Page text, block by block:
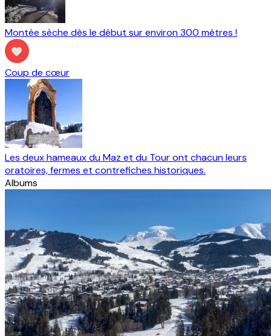
Montée sèche dès le début sur environ 300 mètres !
Coup de cœur
Les deux hameaux du Maz et du Tour ont chacun leurs
oratoires, fermes et contrefiches historiques.
Albums